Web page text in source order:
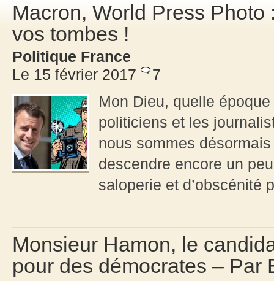
Macron, World Press Photo
vos tombes !
Politique France
Le 15 février 2017
7
Mon Dieu, quelle
politiciens et les
nous sommes
descendre encore un
saloperie et d’obscénité
Monsieur Hamon, le
pour des démocrates – Par